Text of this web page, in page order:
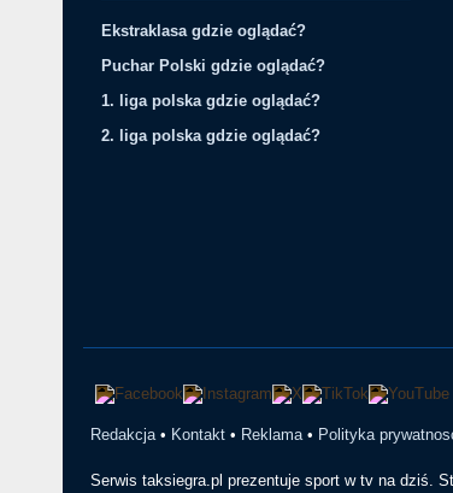
Ekstraklasa gdzie oglądać?
Puchar Polski gdzie oglądać?
1. liga polska gdzie oglądać?
2. liga polska gdzie oglądać?
Redakcja• Kontakt• Reklama• Polityka
Serwis taksiegra.pl prezentuje sport w tv na dziś.